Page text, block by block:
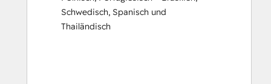
Schwedisch, Spanisch und
Thailändisch